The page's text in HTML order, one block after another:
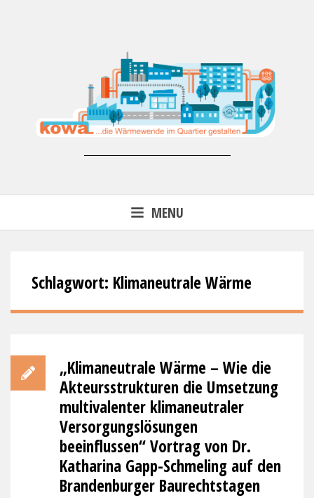
Wärmewende in der kommunalen
MENU
Schlagwort: Klimaneutrale Wärme
„Klimaneutrale Wärme – Wie die
Akteursstrukturen die Umsetzung
multivalenter klimaneutraler
Versorgungslösungen
beeinflussen“ Vortrag von Dr.
Katharina Gapp-Schmeling auf den
Brandenburger Baurechtstagen